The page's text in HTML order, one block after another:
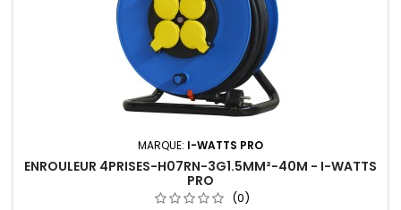
MARQUE: I-WATTS PRO
ENROULEUR 4PRISES-H07RN-3G1.5MM²-40M - I-WATTS
PRO
(0)